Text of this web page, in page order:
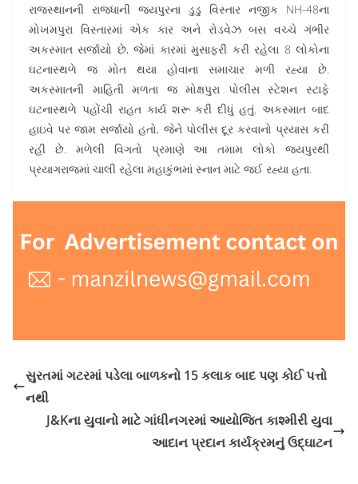
રાજસ્થાનની રાજધાની જયપુરના ડુડુ વિસ્તાર નજીક NH-48ના
મોખમપુરા વિસ્તારમાં એક કાર અને રોડવેઝ બસ વચ્ચે ગંભીર
અકસ્માત સર્જાયો છે, જેમાં કારમાં મુસાફરી કરી રહેલા 8 લોકોના
ઘટનાસ્થળે જ મોત થયા હોવાના સમાચાર મળી રહ્યા છે.
અકસ્માતની માહિતી મળતા જ મોક્ષપુરા પોલીસ સ્ટેશન સ્ટાફે
ઘટનાસ્થળે પહોંચી રાહત કાર્ય શરૂ કરી દીધું હતું. અકસ્માત બાદ
હાઇવે પર જામ સર્જાયો હતો, જેને પોલીસ દૂર કરવાનો પ્રયાસ કરી
રહી છે. મળેલી વિગતો પ્રમાણે આ તમામ લોકો જયપુરથી
પ્રયાગરાજમાં ચાલી રહેલા મહાકુંભમાં સ્નાન માટે જઈ રહ્યા હતા.
સુરતમાં ગટરમાં પડેલા બાળકનો 15 કલાક બાદ પણ કોઈ પત્તો
નથી
J&Kના યુવાનો માટે ગાંધીનગરમાં આયોજિત કાશ્મીરી યુવા
આદાન પ્રદાન કાર્યક્રમનું ઉદ્ઘાટન